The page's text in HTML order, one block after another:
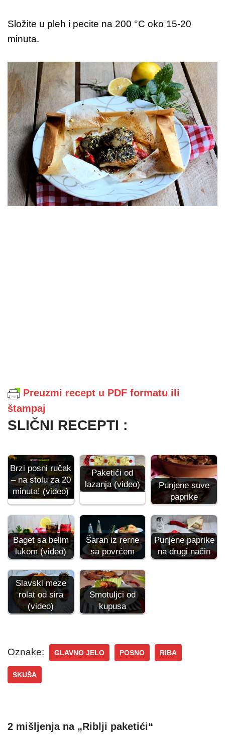
Složite u pleh i pecite na 200 °C oko 15-20
minuta.
Preuzmi recept u PDF formatu ili
štampaj
SLIČNI RECEPTI :
Brzi posni ručak
– na stolu za 20
minuta! (video)
Paketići od
lazanja (video)
Punjene suve
paprike
Baget sa belim
lukom (video)
Šaran iz rerne
sa povrćem
Punjene paprike
na drugi način
Slavski meze
rolat od sira
(video)
Smotuljci od
kupusa
Oznake: GLAVNO JELO POSNO RIBA
SKUŠA
2 mišljenja na „Riblji paketići“